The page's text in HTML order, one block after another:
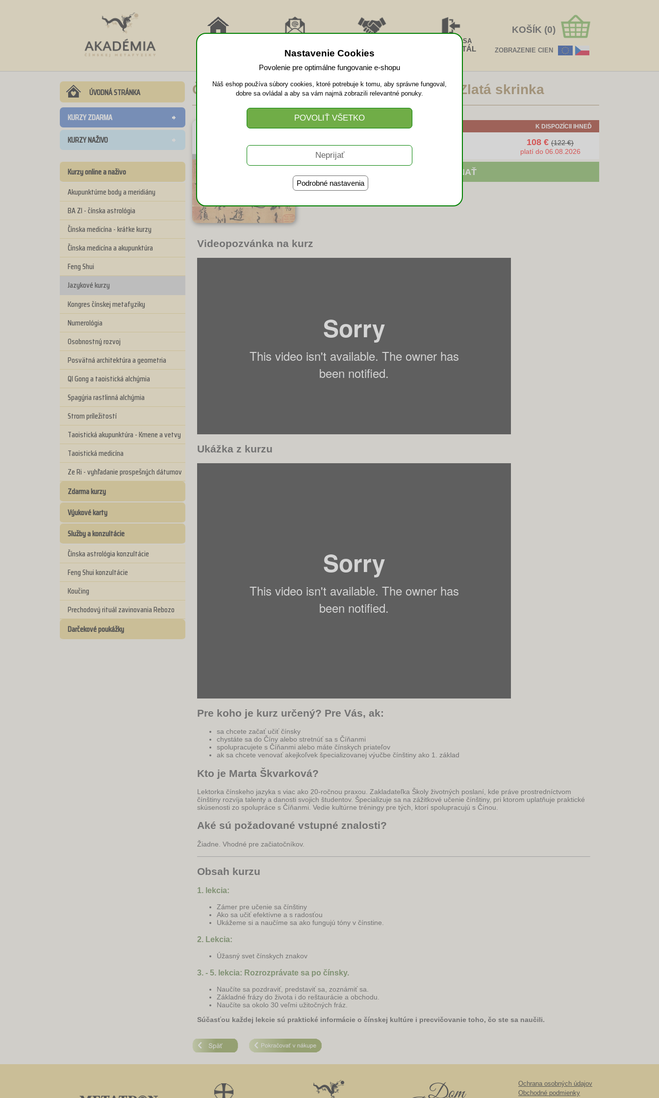
Nastavenie Cookies
Povolenie pre optimálne fungovanie e-shopu
Náš eshop používa súbory cookies, ktoré potrebuje k tomu, aby správne fungoval,
dobre sa ovládal a aby sa vám najmä zobrazili relevantné ponuky.
Podrobné nastavenia
KOŠÍK (0)
ZOBRAZENIE CIEN
NOVINKY SPOLUPRÁCA
PRIHLÁSIŤ SA
VIDEOPORTÁL
ÚVODNÁ STRÁNKA
KURZY ZDARMA
KURZY NAŽIVO
Kurzy online a naživo
Akupunktúrne body a meridiány
BA ZI - čínska astrológia
Čínska medicína - krátke kurzy
Čínska medicína a akupunktúra
Feng Shui
Jazykové kurzy
Kongres čínskej metafyziky
Numerológia
Osobnostný rozvoj
Posvätná architektúra a geometria
QI Gong a taoistická alchýmia
Spagýria rastlinná alchýmia
Strom príležitostí
Taoistická akupunktúra - Kmene a vetvy
Taoistická medicína
Ze Ri - vyhľadanie prospešných dátumov
Zdarma kurzy
Výukové karty
Služby a konzultácie
Čínska astrológia konzultácie
Feng Shui konzultácie
Koučing
Prechodový rituál zavinovania Rebozo
Darčekové poukážky
Čínština – začnite prakticky – videokurz Zlatá skrinka
ONLINE KURZ (120 min/5 lekcií) K DISPOZÍCII IHNEĎ
Jednorazová platba
kartou alebo prevodom na účet
108 € (122 €)
platí do 06.08.2026
Videopozvánka na kurz
Ukážka z kurzu
Pre koho je kurz určený? Pre Vás, ak:
sa chcete začať učiť čínsky
chystáte sa do Číny alebo stretnúť sa s Číňanmi
spolupracujete s Číňanmi alebo máte čínskych priateľov
ak sa chcete venovať akejkoľvek špecializovanej výučbe čínštiny ako 1. základ
Kto je Marta Škvarková?
Lektorka čínskeho jazyka s viac ako 20-ročnou praxou. Zakladateľka Školy životných poslaní, kde práve prostredníctvom
čínštiny rozvíja talenty a danosti svojich študentov. Špecializuje sa na zážitkové učenie čínštiny, pri ktorom uplatňuje praktické
skúsenosti zo spolupráce s Číňanmi. Vedie kultúrne tréningy pre tých, ktorí spolupracujú s Čínou.
Aké sú požadované vstupné znalosti?
Žiadne. Vhodné pre začiatočníkov.
Obsah kurzu
1. lekcia:
Zámer pre učenie sa čínštiny
Ako sa učiť efektívne a s radosťou
Ukážeme si a naučíme sa ako fungujú tóny v čínstine.
2. Lekcia:
Úžasný svet čínskych znakov
3. - 5. lekcia: Rozrozprávate sa po čínsky.
Naučíte sa pozdraviť, predstaviť sa, zoznámiť sa.
Základné frázy do života i do reštaurácie a obchodu.
Naučíte sa okolo 30 veľmi užitočných fráz.
Súčasťou každej lekcie sú praktické informácie o čínskej kultúre i precvičovanie toho, čo ste sa naučili.
Ochrana osobných údajov
Obchodné podmienky